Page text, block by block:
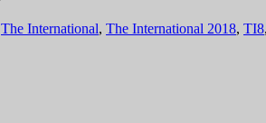
The International, The International 2018, TI8,